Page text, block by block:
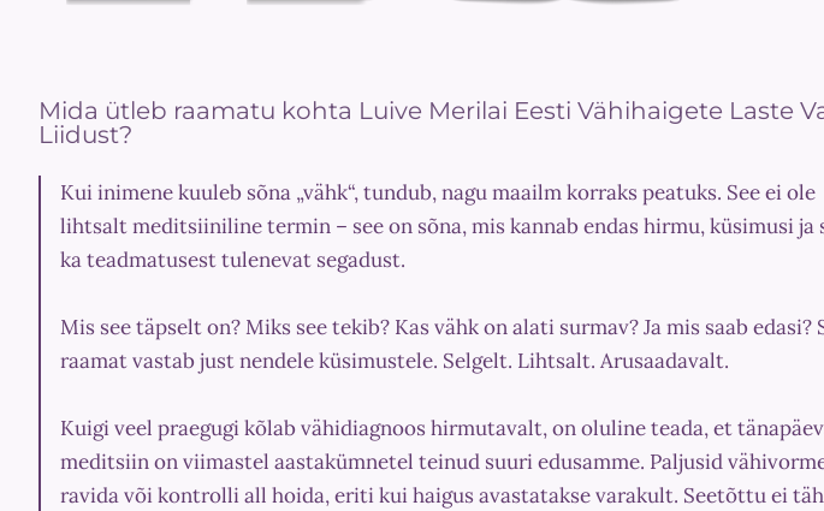
Mida ütleb raamatu kohta Luive Merilai Eesti Vähihaigete Laste
Liidust?
Kui inimene kuuleb sõna „vähk“, tundub, nagu maailm korraks peatuks. See ei ole
lihtsalt meditsiiniline termin – see on sõna, mis kannab endas hirmu, küsimusi ja
ka teadmatusest tulenevat segadust.
Mis see täpselt on? Miks see tekib? Kas vähk on alati surmav? Ja mis saab edasi?
raamat vastab just nendele küsimustele. Selgelt. Lihtsalt. Arusaadavalt.
Kuigi veel praegugi kõlab vähidiagnoos hirmutavalt, on oluline teada, et
meditsiin on viimastel aastakümnetel teinud suuri edusamme. Paljusid
ravida või kontrolli all hoida, eriti kui haigus avastatakse varakult. Seetõttu ei